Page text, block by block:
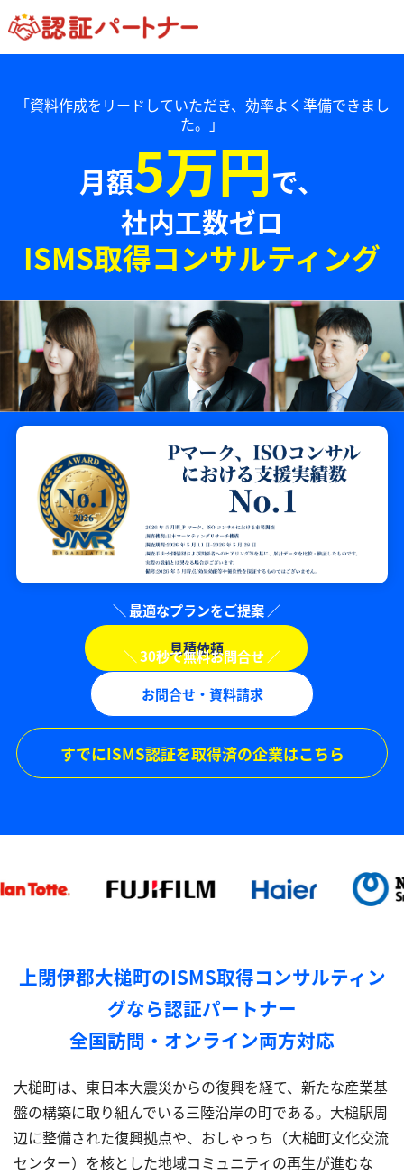
「資料作成をリードしていただき、効率よく準備できまし
た。」
月額5万円で、
社内工数ゼロ
ISMS取得コンサルティング
見積依頼
お問合せ・資料請求
すでにISMS認証を取得済の企業はこちら
上閉伊郡大槌町のISMS取得コンサルティン
グなら認証パートナー
全国訪問・オンライン両方対応
大槌町は、東日本大震災からの復興を経て、新たな産業基
盤の構築に取り組んでいる三陸沿岸の町である。大槌駅周
辺に整備された復興拠点や、おしゃっち（大槌町文化交流
センター）を核とした地域コミュニティの再生が進むな